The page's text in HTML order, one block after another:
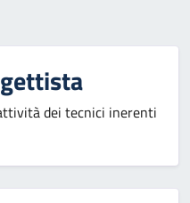
dei tecnici inerenti